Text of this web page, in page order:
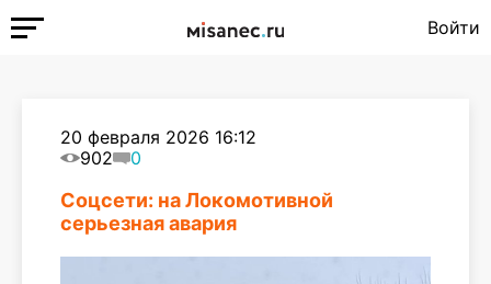
Войти
20 февраля 2026 16:12
902
0
Соцсети: на Локомотивной
серьезная авария